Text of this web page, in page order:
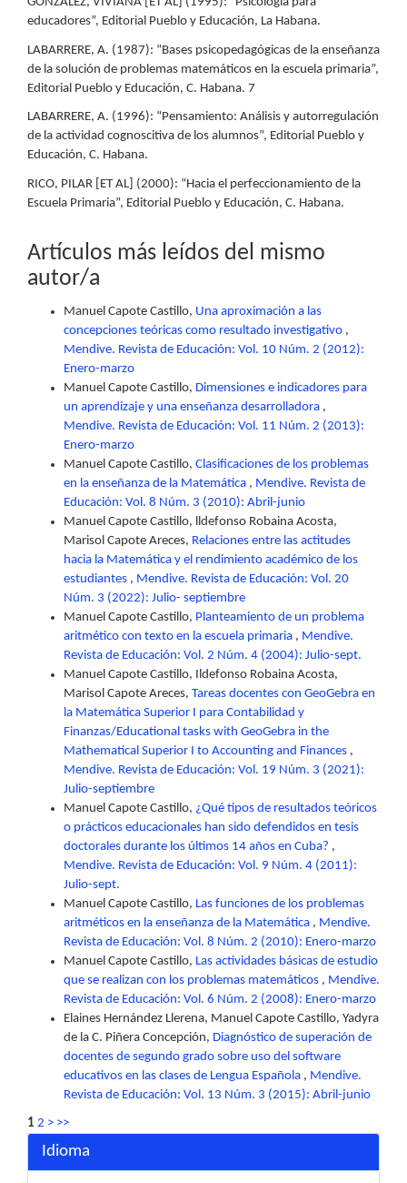
educadores”, Editorial Pueblo y Educación, La Habana.
LABARRERE, A. (1987): “Bases psicopedagógicas de la enseñanza
de la solución de problemas matemáticos en la escuela primaria”,
Editorial Pueblo y Educación, C. Habana. 7
LABARRERE, A. (1996): “Pensamiento: Análisis y autorregulación
de la actividad cognoscitiva de los alumnos”, Editorial Pueblo y
Educación, C. Habana.
RICO, PILAR [ET AL] (2000): “Hacia el perfeccionamiento de la
Escuela Primaria”, Editorial Pueblo y Educación, C. Habana.
Artículos más leídos del mismo
autor/a
Manuel Capote Castillo, Una aproximación a las
concepciones teóricas como resultado investigativo ,
Mendive. Revista de Educación: Vol. 10 Núm. 2 (2012):
Enero-marzo
Manuel Capote Castillo, Dimensiones e indicadores para
un aprendizaje y una enseñanza desarrolladora ,
Mendive. Revista de Educación: Vol. 11 Núm. 2 (2013):
Enero-marzo
Manuel Capote Castillo, Clasificaciones de los problemas
en la enseñanza de la Matemática , Mendive. Revista de
Educación: Vol. 8 Núm. 3 (2010): Abril-junio
Manuel Capote Castillo, lldefonso Robaina Acosta,
Marisol Capote Areces, Relaciones entre las actitudes
hacia la Matemática y el rendimiento académico de los
estudiantes , Mendive. Revista de Educación: Vol. 20
Núm. 3 (2022): Julio- septiembre
Manuel Capote Castillo, Planteamiento de un problema
aritmético con texto en la escuela primaria , Mendive.
Revista de Educación: Vol. 2 Núm. 4 (2004): Julio-sept.
Manuel Capote Castillo, Ildefonso Robaina Acosta,
Marisol Capote Areces, Tareas docentes con GeoGebra en
la Matemática Superior I para Contabilidad y
Finanzas/Educational tasks with GeoGebra in the
Mathematical Superior I to Accounting and Finances ,
Mendive. Revista de Educación: Vol. 19 Núm. 3 (2021):
Julio-septiembre
Manuel Capote Castillo, ¿Qué tipos de resultados teóricos
o prácticos educacionales han sido defendidos en tesis
doctorales durante los últimos 14 años en Cuba? ,
Mendive. Revista de Educación: Vol. 9 Núm. 4 (2011):
Julio-sept.
Manuel Capote Castillo, Las funciones de los problemas
aritméticos en la enseñanza de la Matemática , Mendive.
Revista de Educación: Vol. 8 Núm. 2 (2010): Enero-marzo
Manuel Capote Castillo, Las actividades básicas de estudio
que se realizan con los problemas matemáticos , Mendive.
Revista de Educación: Vol. 6 Núm. 2 (2008): Enero-marzo
Elaines Hernández Llerena, Manuel Capote Castillo, Yadyra
de la C. Piñera Concepción, Diagnóstico de superación de
docentes de segundo grado sobre uso del software
educativos en las clases de Lengua Española , Mendive.
Revista de Educación: Vol. 13 Núm. 3 (2015): Abril-junio
1 2 > >>
Idioma